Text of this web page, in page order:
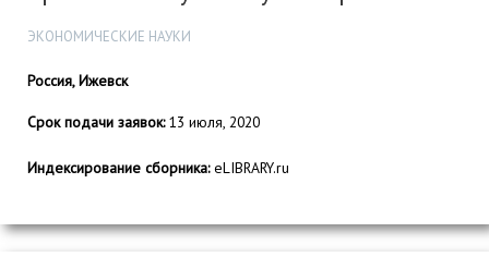
ЭКОНОМИЧЕСКИЕ НАУКИ
Россия, Ижевск
Срок подачи заявок:13 июля, 2020
Индексирование сборника:eLIBRARY.ru